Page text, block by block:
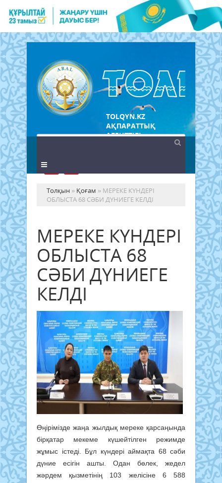
TOLQYN.KZ
АҚПАРАТТЫҚ
АГЕНТТІГІ
Толқын » Қоғам » МЕРЕКЕ КҮНДЕРІ
ОБЛЫСТА 68 СӘБИ ДҮНИЕГЕ КЕЛДІ
МЕРЕКЕ КҮНДЕРІ
ОБЛЫСТА 68
СӘБИ ДҮНИЕГЕ
КЕЛДІ
Өңірімізде жаңа жылдық мереке қарсаңында
бірқатар мекеме күшейтілген режимде
жұмыс істеді. Бұл күндері аймақта 68 сәби
дүние есігін ашты. Одан бөлек, жедел
жәрдем қызметінің 103 желісіне 6 588